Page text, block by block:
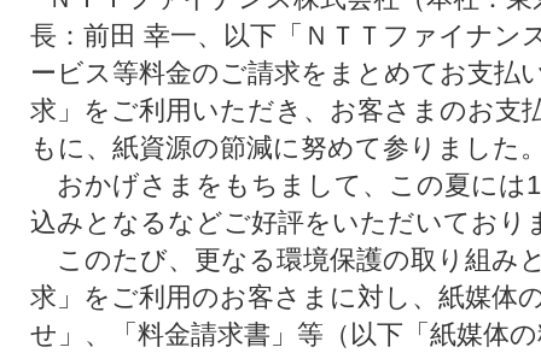
長：前田 幸一、以下「ＮＴＴファイナン
ービス等料金のご請求をまとめてお支払
求」をご利用いただき、お客さまのお支
もに、紙資源の節減に努めて参りました
おかげさまをもちまして、この夏には
込みとなるなどご好評をいただいており
このたび、更なる環境保護の取り組み
求」をご利用のお客さまに対し、紙媒体
せ」、「料金請求書」等（以下「紙媒体